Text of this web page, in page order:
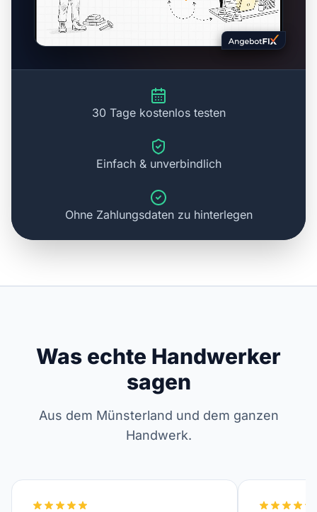
30 Tage kostenlos testen
Einfach & unverbindlich
Ohne Zahlungsdaten zu hinterlegen
Was echte Handwerker
sagen
Aus dem Münsterland und dem ganzen
Handwerk.